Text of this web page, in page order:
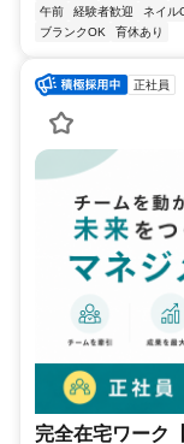
午前
経験者歓迎 ネイル
ブランクOK
育休あり
正社員
完全在宅ワーク